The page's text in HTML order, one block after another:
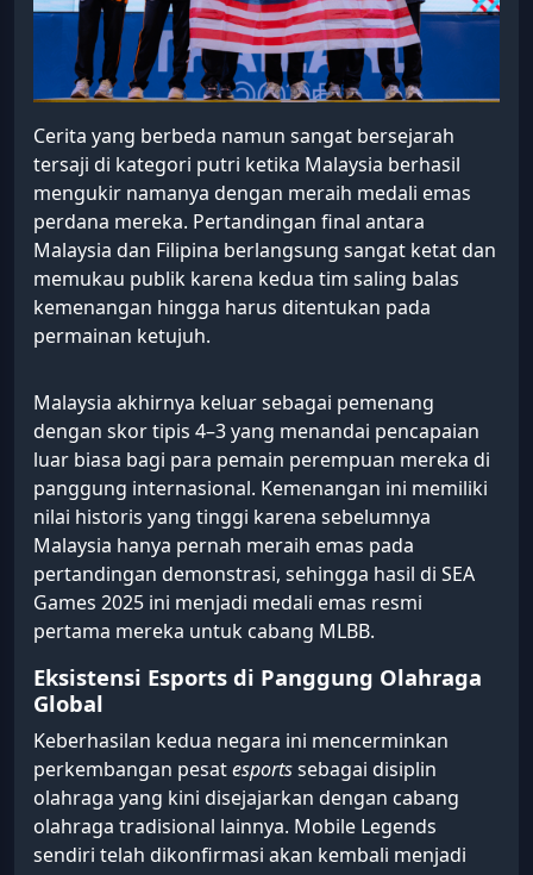
Cerita yang berbeda namun sangat bersejarah
tersaji di kategori putri ketika Malaysia berhasil
mengukir namanya dengan meraih medali emas
perdana mereka. Pertandingan final antara
Malaysia dan Filipina berlangsung sangat ketat dan
memukau publik karena kedua tim saling balas
kemenangan hingga harus ditentukan pada
permainan ketujuh.
Malaysia akhirnya keluar sebagai pemenang
dengan skor tipis 4–3 yang menandai pencapaian
luar biasa bagi para pemain perempuan mereka di
panggung internasional. Kemenangan ini memiliki
nilai historis yang tinggi karena sebelumnya
Malaysia hanya pernah meraih emas pada
pertandingan demonstrasi, sehingga hasil di SEA
Games 2025 ini menjadi medali emas resmi
pertama mereka untuk cabang MLBB.
Eksistensi Esports di Panggung Olahraga
Global
Keberhasilan kedua negara ini mencerminkan
perkembangan pesatesportssebagai disiplin
olahraga yang kini disejajarkan dengan cabang
olahraga tradisional lainnya. Mobile Legends
sendiri telah dikonfirmasi akan kembali menjadi